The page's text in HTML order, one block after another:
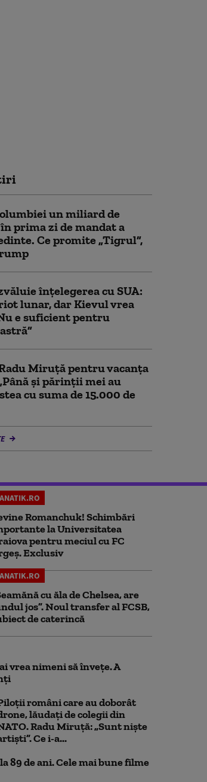
un miliard de
prima zi de mandat a
Ce promite „Tigrul”,
înțelegerea cu SUA:
lunar, dar Kievul vrea
e suficient pentru
Miruță pentru vacanța
și părinții mei au
cu suma de 15.000 de
Romanchuk! Schimbări
la Universitatea
pentru meciul cu FC
Exclusiv
cu ăla de Chelsea, are
jos”. Noul transfer al FCSB,
de caterincă
vrea nimeni să înveţe. A
români care au doborât
lăudați de colegii din
Radu Miruță: „Sunt niște
Ce i-a...
89 de ani. Cele mai bune filme